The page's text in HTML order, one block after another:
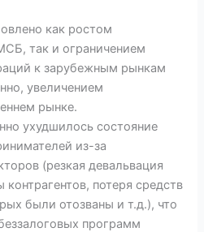
как ростом
так и ограничением
к зарубежным рынкам
увеличением
рынке.
ухудшилось состояние
из-за
(резкая девальвация
потеря средств
были отозваны и т.д.), что
программ